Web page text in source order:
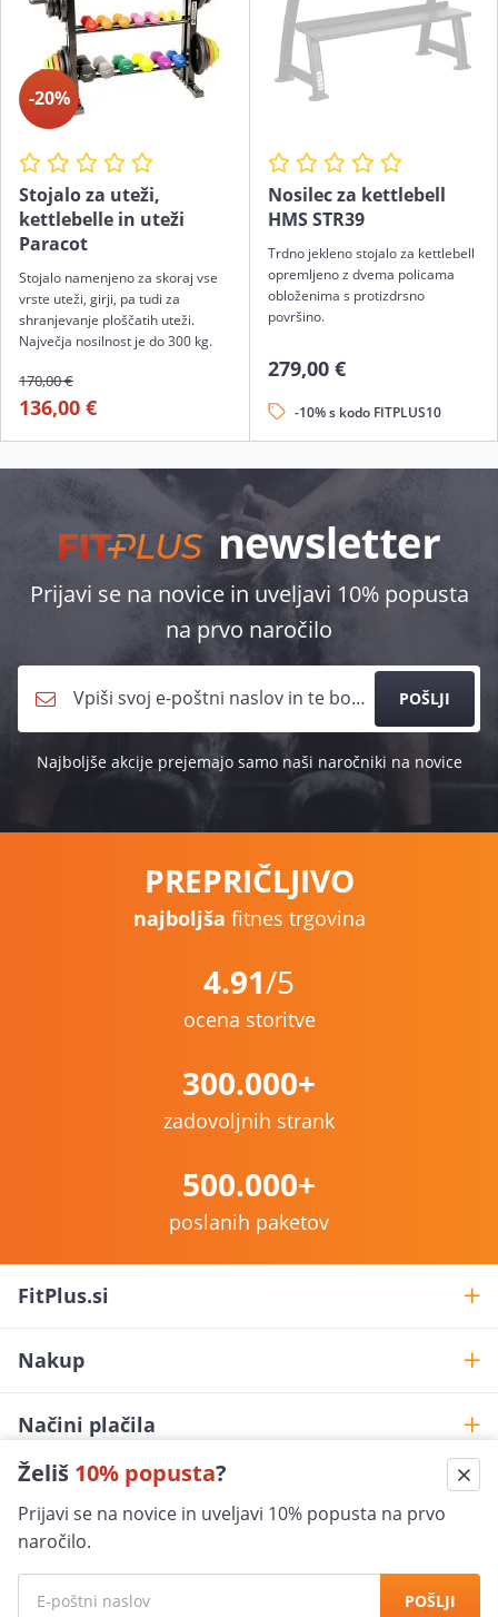
-20%
Stojalo za uteži,
kettlebelle in uteži
Paracot
Stojalo namenjeno za skoraj vse
vrste uteži, girji, pa tudi za
shranjevanje ploščatih uteži.
Največja nosilnost je do 300 kg.
170,00 €
136,00 €
Nosilec za kettlebell
HMS STR39
Trdno jekleno stojalo za kettlebell
opremljeno z dvema policama
obloženima s protizdrsno
površino.
279,00 €
-10% s kodo FITPLUS10
Želiš 10% popusta?
Prijavi se na novice in uveljavi 10% popusta na prvo
naročilo.
POŠLJI
Prijavi se na novice in uveljavi 10% popusta
na prvo naročilo
POŠLJI
Najboljše akcije prejemajo samo naši naročniki na novice
PREPRIČLJIVO
najboljša fitnes trgovina
4.91/5
ocena storitve
300.000+
zadovoljnih strank
500.000+
poslanih paketov
FitPlus.si
Nakup
Načini plačila
shop@fitplus.si
Varna nakupovanje